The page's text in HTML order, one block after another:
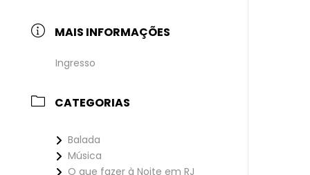
MAIS INFORMAÇÕES
Ingresso
CATEGORIAS
Balada
Música
O que fazer à Noite em RJ